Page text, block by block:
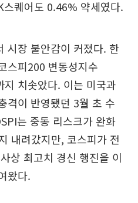
퀘어도 0.46% 약세였다.
시장 불안감이 커졌다. 한
스피200 변동성지수
치솟았다. 이는 미국과
격이 반영됐던 3월 초 수
는 중동 리스크가 완화
내려갔지만, 코스피가 전
상 최고치 경신 행진을 이
왔다.